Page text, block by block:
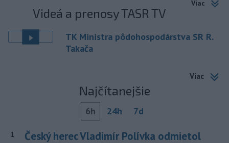
Viac
Videá a prenosy TASR TV
TK Ministra pôdohospodárstva SR R.
Takača
Viac
Najčítanejšie
6h 24h 7d
1
Český herec Vladimír Polívka odmietol